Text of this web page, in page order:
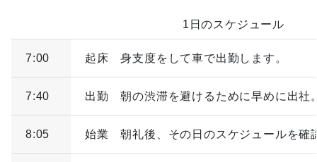
1日のスケジュール
7:00 起床 身支度をして車で出勤します。
7:40 出勤 朝の渋滞を避けるために早めに出社
8:05 始業 朝礼後、その日のスケジュールを確